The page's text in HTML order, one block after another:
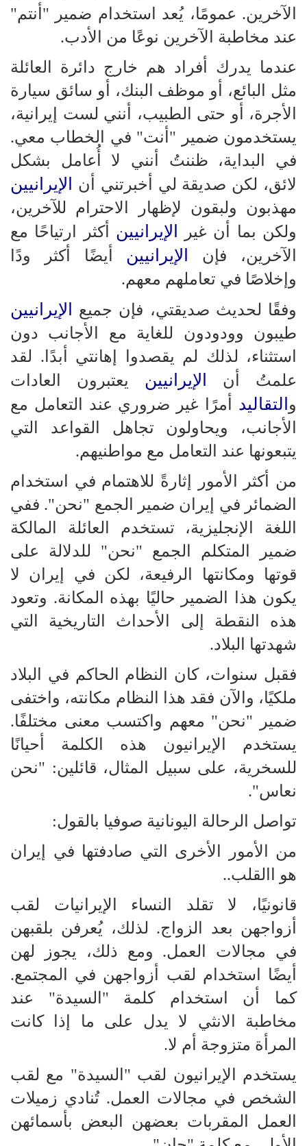
الآخرين. عمومًا، يُعد استخدام ضمير "أنتم"
عند مخاطبة الآخرين نوعًا من الأدب.
عندما يدرك أفراد هم خارج دائرة العائلة
مثل البائع، أو موظف البنك، أو سائق سيارة
الأجرة، أو حتى الطبيب، أنني لست إيرانية،
يستخدمون ضمير "أنت" في الخطاب معي.
في البداية، ظننتُ أنني لا أُعامل بشكل
لائق، لكن صديقة لي أخبرتني أن
الإيرانيين
مهذبون ولبقون لإظهار الاحترام للآخرين،
ولكن بما أن غير
الإيرانيين أكثر ارتياحًا مع
الآخرين، فإن
الإيرانيين أيضًا أكثر ودًا
وإخلاصًا في تعاملهم معهم.
وفقًا لحديث صديقتي، فإن جميع
الإيرانيين
طيبون وودودون للغاية مع الأجانب دون
استثناء، لذلك لم يقصدوا إهانتي أبدًا. لقد
علمتُ أن
الإيرانيين يعتبرون العادات
و التقاليد أمرًا غير ضروري عند التعامل مع
الأجانب، ويحاولون تجاهل القواعد التي
يتبعونها عند التعامل مع مواطنيهم.
من أكثر الأمور إثارةً للاهتمام في استخدام
الضمائر في إيران ضمير الجمع "نحن". ففي
اللغة الإنجليزية، تستخدم العائلة المالكة
ضمير المتكلم الجمع "نحن" للدلالة على
قوتها ومكانتها الرفيعة، لكن في إيران لا
يكون هذا الضمير حاليًا بهذه المكانة. وتعود
هذه النقطة إلى الأحداث التاريخية التي
شهدتها البلاد.
فقبل سنوات، كان النظام الحاكم في البلاد
ملكيًا، والآن فقد هذا النظام مكانته، واختفى
ضمير "نحن" معهم واكتسب معنى مختلفًا.
يستخدم الإيرانيون هذه الكلمة أحيانًا
للسخرية، على سبيل المثال، قائلين: "نحن
نعاس".
تواصل الرحالة اليونانية صوفيا بالقول:
من الأمور الأخرى التي صادفتها في إيران
هو االقلب..
قانونيًا، لا تقلد النساء الإيرانيات لقب
أزواجهن بعد الزواج. لذلك، يُعرفن بلقبهن
في مجالات العمل. ومع ذلك، يجوز لهن
أيضًا استخدام لقب أزواجهن في المجتمع.
كما أن استخدام كلمة "السيدة" عند
مخاطبة الانثي لا يدل على ما إذا كانت
المرأة متزوجة أم لا.
يستخدم الإيرانيون لقب "السيدة" مع لقب
الشخص في مجالات العمل. تُنادي زميلات
العمل المقربات بعضهن البعض بأسمائهن